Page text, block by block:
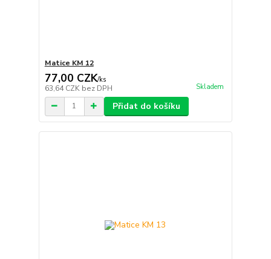
Matice KM 12
77,00 CZK/ks
63,64 CZK bez DPH Skladem
Přidat do košíku